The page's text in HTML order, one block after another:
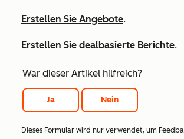
Erstellen Sie Angebote.
Erstellen Sie dealbasierte Berichte.
War dieser Artikel hilfreich?
Ja Nein
Dieses Formular wird nur verwendet, um